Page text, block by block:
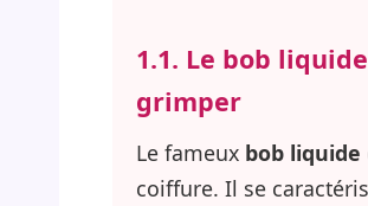
1.1. Le bob
grimper
Le fameux bob liquide
coiffure. Il se